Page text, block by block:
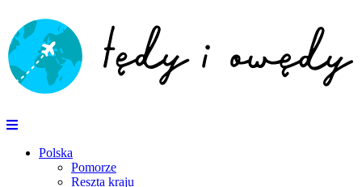
Polska
Pomorze
Reszta kraju